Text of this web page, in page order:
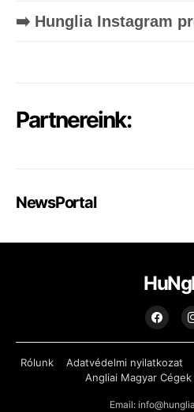
➡️ Hunglia Instagram
Partnereink:
NewsPortal
Rólunk Adatvédelmi nyilatkozat
Angliai Magyar
Email: